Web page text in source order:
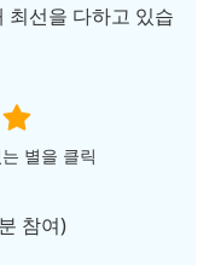
최선을 다하고 있습
별을 클릭
분 참여)